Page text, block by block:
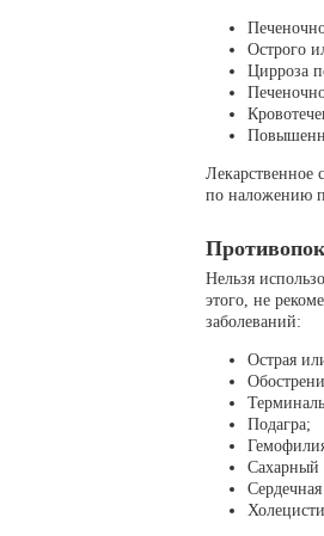
Острого
Цирроза
Лекарственное
по наложению
Нельзя
этого, не
заболеваний:
Острая
Подагра;
Сахарный
Сердечная